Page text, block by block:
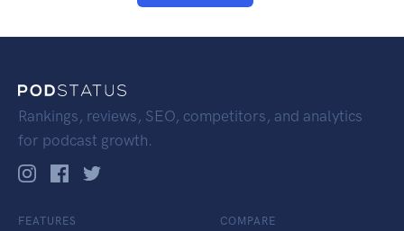
Rankings, reviews, SEO, competitors, and analytics
for podcast growth.
FEATURES COMPARE